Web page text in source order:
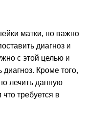
матки, но важно
диагноз и
с этой целью и
Кроме того,
лечить данную
требуется в